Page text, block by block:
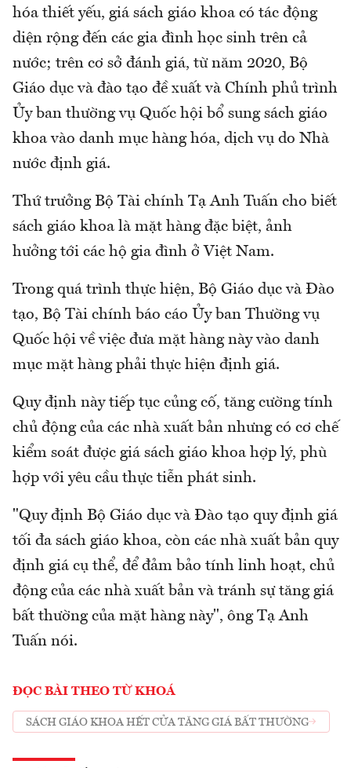
hóa thiết yếu, giá sách giáo khoa có tác động
diện rộng đến các gia đình học sinh trên cả
nước; trên cơ sở đánh giá, từ năm 2020, Bộ
Giáo dục và đào tạo đề xuất và Chính phủ trình
Ủy ban thường vụ Quốc hội bổ sung sách giáo
khoa vào danh mục hàng hóa, dịch vụ do Nhà
nước định giá.
Thứ trưởng Bộ Tài chính Tạ Anh Tuấn cho biết
sách giáo khoa là mặt hàng đặc biệt, ảnh
hưởng tới các hộ gia đình ở Việt Nam.
Trong quá trình thực hiện, Bộ Giáo dục và Đào
tạo, Bộ Tài chính báo cáo Ủy ban Thường vụ
Quốc hội về việc đưa mặt hàng này vào danh
mục mặt hàng phải thực hiện định giá.
Quy định này tiếp tục củng cố, tăng cường tính
chủ động của các nhà xuất bản nhưng có cơ chế
kiểm soát được giá sách giáo khoa hợp lý, phù
hợp với yêu cầu thực tiễn phát sinh.
"Quy định Bộ Giáo dục và Đào tạo quy định giá
tối đa sách giáo khoa, còn các nhà xuất bản quy
định giá cụ thể, để đảm bảo tính linh hoạt, chủ
động của các nhà xuất bản và tránh sự tăng giá
bất thường của mặt hàng này", ông Tạ Anh
Tuấn nói.
ĐỌC BÀI THEO TỪ KHOÁ
SÁCH GIÁO KHOA HẾT CỬA TĂNG GIÁ BẤT THƯỜNG